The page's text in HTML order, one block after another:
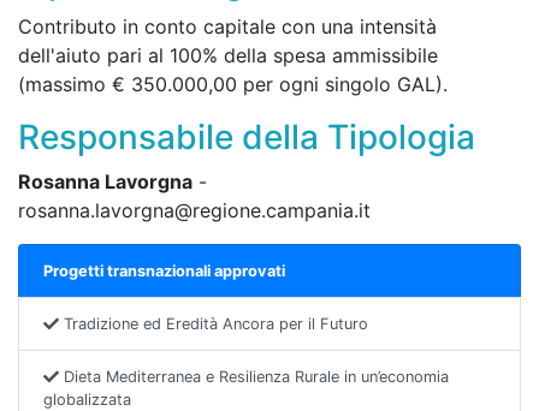
Contributo in conto capitale con una intensità
dell'aiuto pari al 100% della spesa ammissibile
(massimo € 350.000,00 per ogni singolo GAL).
Responsabile della Tipologia
Rosanna Lavorgna -
rosanna.lavorgna@regione.campania.it
Progetti transnazionali approvati
Tradizione ed Eredità Ancora per il Futuro
Dieta Mediterranea e Resilienza Rurale in un’economia
globalizzata